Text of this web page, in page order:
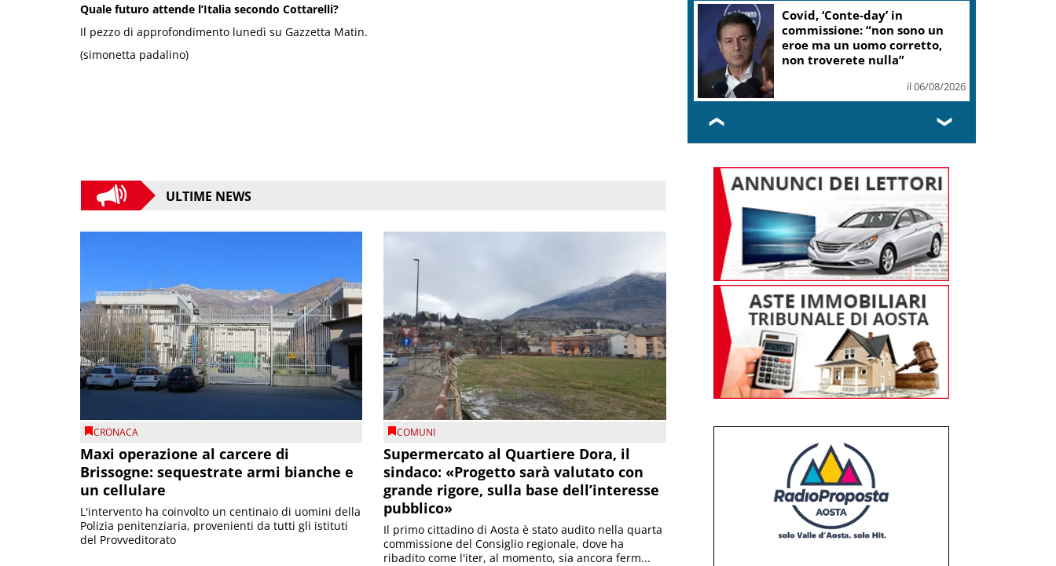
Quale futuro attende l’Italia secondo Cottarelli?
Il pezzo di approfondimento lunedì su Gazzetta Matin.
(simonetta padalino)
ULTIME NEWS
CRONACA
Maxi operazione al carcere di
Brissogne: sequestrate armi bianche e
un cellulare
L'intervento ha coinvolto un centinaio di uomini della
Polizia penitenziaria, provenienti da tutti gli istituti
del Provveditorato
COMUNI
Supermercato al Quartiere Dora, il
sindaco: «Progetto sarà valutato con
grande rigore, sulla base dell’interesse
pubblico»
Il primo cittadino di Aosta è stato audito nella quarta
commissione del Consiglio regionale, dove ha
ribadito come l'iter, al momento, sia ancora ferm...
Covid, ‘Conte-day’ in
commissione: “non sono un
eroe ma un uomo corretto,
non troverete nulla”
il 06/08/2026
❮ ❯